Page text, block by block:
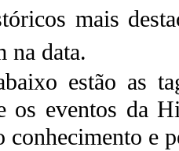
mais
na data.
estão as
os eventos da
conhecimento e